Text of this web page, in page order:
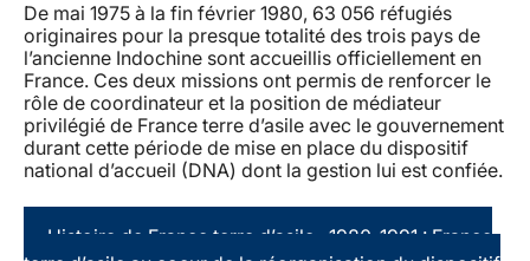
De mai 1975 à la fin février 1980, 63 056 réfugiés
originaires pour la presque totalité des trois pays de
l’ancienne Indochine sont accueillis officiellement en
France. Ces deux missions ont permis de renforcer le
rôle de coordinateur et la position de médiateur
privilégié de France terre d’asile avec le gouvernement
durant cette période de mise en place du dispositif
national d’accueil (DNA) dont la gestion lui est confiée.
Histoire de France terre d’asile : 1980-1991 : France